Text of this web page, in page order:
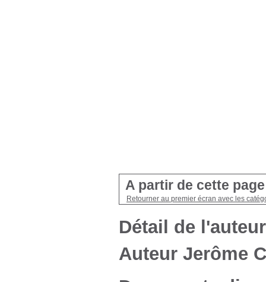
A partir de cette
Retourner au premier écran avec les
Détail de l'auteur
Auteur Jerôme